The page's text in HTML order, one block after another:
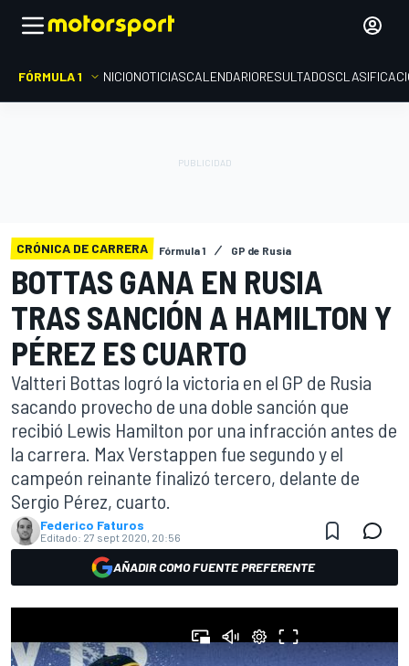
FÓRMULA 1 INICIONOTICIASCALENDARIORESULTADOS
CRÓNICA DE CARRERA Fórmula 1 GP de Rusia
BOTTAS GANA EN RUSIA
TRAS SANCIÓN A HAMILTON Y
PÉREZ ES CUARTO
Valtteri Bottas logró la victoria en el GP de Rusia
sacando provecho de una doble sanción que
recibió Lewis Hamilton por una infracción antes de
la carrera. Max Verstappen fue segundo y el
campeón reinante finalizó tercero, delante de
Sergio Pérez, cuarto.
Federico Faturos
Editado: 27 sept 2020, 20:56
AÑADIR COMO FUENTE PREFERENTE